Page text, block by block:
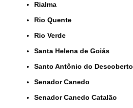
Rialma
Rio Quente
Rio Verde
Santa Helena de Goiás
Santo Antônio do Descoberto
Senador Canedo
Senador Canedo Catalão